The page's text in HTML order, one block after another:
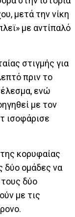
μετά την νίκη
με αντίπαλό
στιγμής για
πριν το
ενώ
με τον
ισοφάρισε
κορυφαίας
δύο ομάδες να
τους δύο
με τις